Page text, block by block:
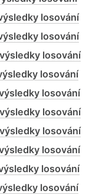
losování
losování
losování
losování
losování
losování
losování
losování
losování
losování